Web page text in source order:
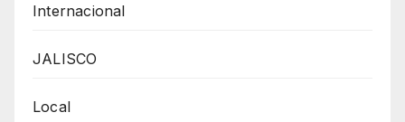
Internacional
JALISCO
Local